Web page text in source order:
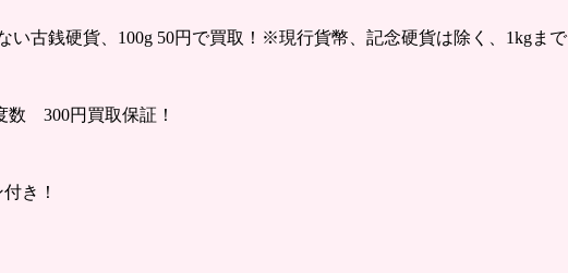
い古銭硬貨、100g 50円で買取！※現行貨幣、記念硬貨は除く、1kgまで
数 300円買取保証！
き！